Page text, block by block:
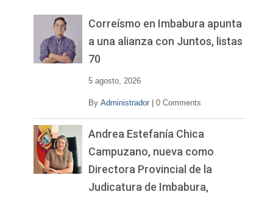
Correísmo en Imbabura apunta
a una alianza con Juntos, listas
70
5 agosto, 2026
By Administrador 0 Comments
Andrea Estefanía Chica
Campuzano, nueva como
Directora Provincial de la
Judicatura de Imbabura,